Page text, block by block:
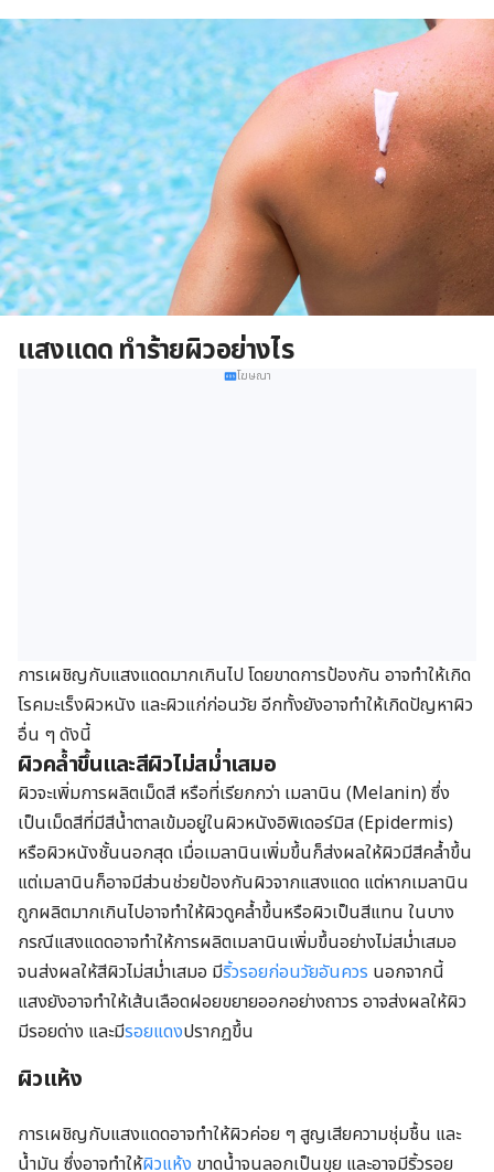
แสงแดด ทำร้ายผิวอย่างไร
โฆษณา
การเผชิญกับแสงแดดมากเกินไป โดยขาดการป้องกัน อาจทำให้เกิด
โรคมะเร็งผิวหนัง และผิวแก่ก่อนวัย อีกทั้งยังอาจทำให้เกิดปัญหาผิว
อื่น ๆ ดังนี้
ผิวคล้ำขึ้นและสีผิวไม่สม่ำเสมอ
ผิวจะเพิ่มการผลิตเม็ดสี หรือที่เรียกกว่า เมลานิน (Melanin) ซึ่ง
เป็นเม็ดสีที่มีสีน้ำตาลเข้มอยู่ในผิวหนังอิพิเดอร์มิส (Epidermis)
หรือผิวหนังชั้นนอกสุด เมื่อเมลานินเพิ่มขึ้นก็ส่งผลให้ผิวมีสีคล้ำขึ้น
แต่เมลานินก็อาจมีส่วนช่วยป้องกันผิวจากแสงแดด แต่หากเมลานิน
ถูกผลิตมากเกินไปอาจทำให้ผิวดูคล้ำขึ้นหรือผิวเป็นสีแทน ในบาง
กรณีแสงแดดอาจทำให้การผลิตเมลานินเพิ่มขึ้นอย่างไม่สม่ำเสมอ
จนส่งผลให้สีผิวไม่สม่ำเสมอ มีริ้วรอยก่อนวัยอันควร นอกจากนี้
แสงยังอาจทำให้เส้นเลือดฝอยขยายออกอย่างถาวร อาจส่งผลให้ผิว
มีรอยด่าง และมีรอยแดงปรากฏขึ้น
ผิวแห้ง
การเผชิญกับแสงแดดอาจทำให้ผิวค่อย ๆ สูญเสียความชุ่มชื้น และ
น้ำมัน ซึ่งอาจทำให้ผิวแห้ง ขาดน้ำจนลอกเป็นขุย และอาจมีริ้วรอย